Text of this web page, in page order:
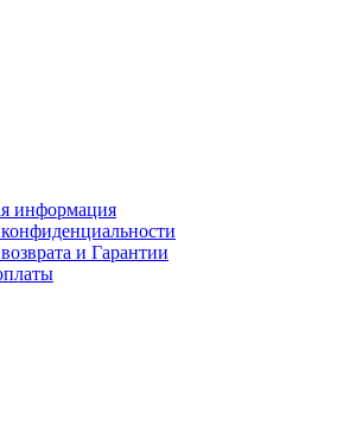
информация
и Гарантии